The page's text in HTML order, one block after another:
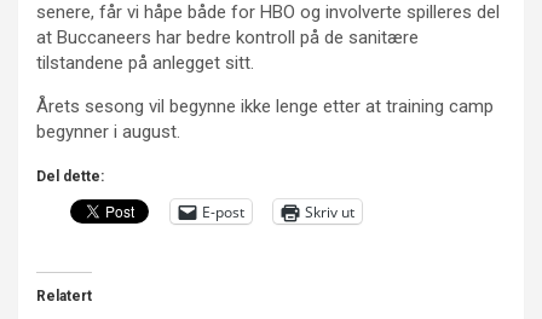
senere, får vi håpe både for HBO og involverte spilleres del
at Buccaneers har bedre kontroll på de sanitære
tilstandene på anlegget sitt.
Årets sesong vil begynne ikke lenge etter at training camp
begynner i august.
Del dette:
E-post Skriv ut
Relatert